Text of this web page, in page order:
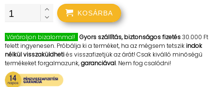
KOSÁRBA
Várároljon bizalommal! Gyors szállítás, biztonságos fizetés30.000 Ft
felett ingyenesen. Próbálja ki a terméket, ha az mégsem tetszikindok
nélkül visszaküldhetiés visszafizetjük az árát! Csak kiválló minőségű
termékeket forgalmazunk,garanciával. Nem fog csalódni!